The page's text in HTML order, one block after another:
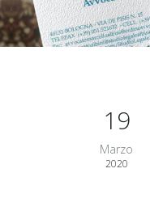
19
Marzo
2020